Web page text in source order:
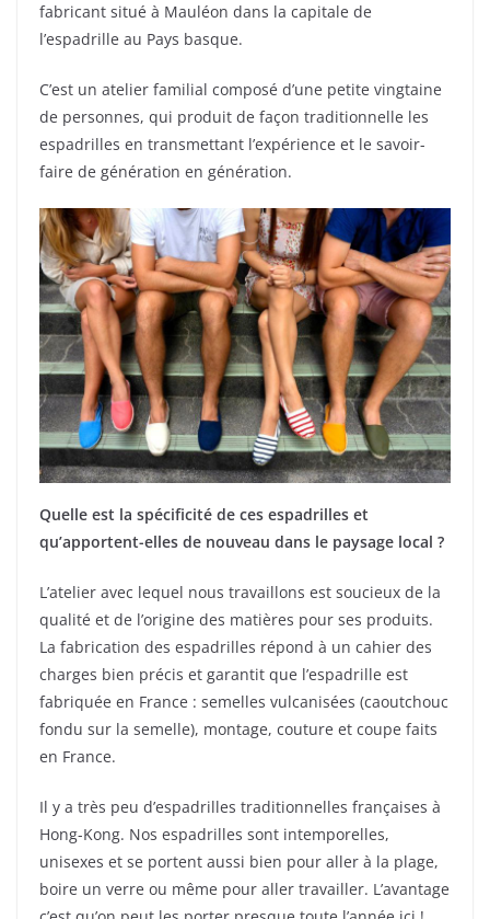
fabricant situé à Mauléon dans la capitale de
l’espadrille au Pays basque.
C’est un atelier familial composé d’une petite vingtaine
de personnes, qui produit de façon traditionnelle les
espadrilles en transmettant l’expérience et le savoir-
faire de génération en génération.
Quelle est la spécificité de ces espadrilles et
qu’apportent-elles de nouveau dans le paysage local ?
L’atelier avec lequel nous travaillons est soucieux de la
qualité et de l’origine des matières pour ses produits.
La fabrication des espadrilles répond à un cahier des
charges bien précis et garantit que l’espadrille est
fabriquée en France : semelles vulcanisées (caoutchouc
fondu sur la semelle), montage, couture et coupe faits
en France.
Il y a très peu d’espadrilles traditionnelles françaises à
Hong-Kong. Nos espadrilles sont intemporelles,
unisexes et se portent aussi bien pour aller à la plage,
boire un verre ou même pour aller travailler. L’avantage